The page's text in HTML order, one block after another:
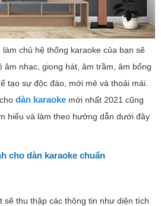
chủ hệ thống karaoke của bạn sẽ
âm nhạc, giọng hát, âm trầm, âm bổng
tạo sự độc đáo, mới mẻ và thoải mái.
dàn karaoke mới nhất 2021 cũng
hiểu và làm theo hướng dẫn dưới đây
cho dàn karaoke chuẩn
sẽ thu thập các thông tin như diện tích